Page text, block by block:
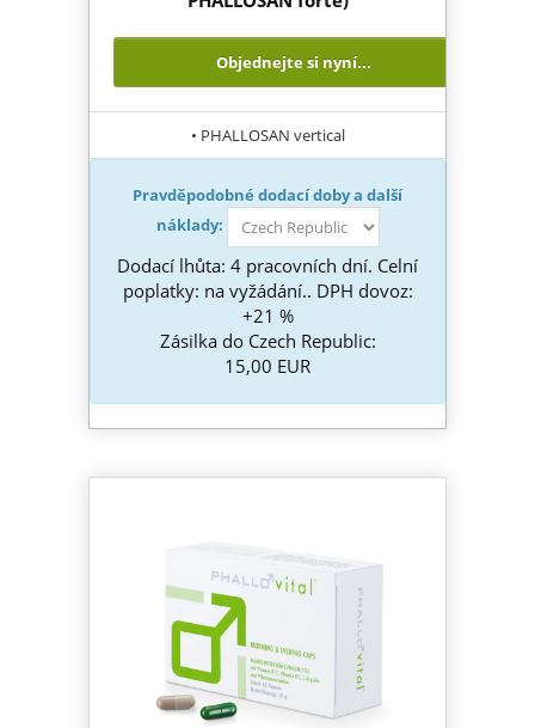
Objednejte si nyní...
• PHALLOSAN vertical
Pravděpodobné dodací doby a další
náklady:
Dodací lhůta: 4 pracovních dní. Celní
poplatky: na vyžádání.. DPH dovoz:
+21 %
Zásilka do Czech Republic:
15,00 EUR